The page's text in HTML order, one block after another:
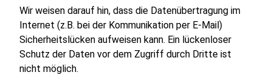
Wir weisen darauf hin, dass die Datenübertragung im
Internet (z.B. bei der Kommunikation per E-Mail)
Sicherheitslücken aufweisen kann. Ein lückenloser
Schutz der Daten vor dem Zugriff durch Dritte ist
nicht möglich.